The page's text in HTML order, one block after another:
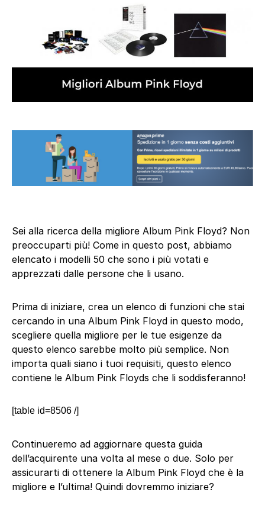
Sei alla ricerca della migliore Album Pink Floyd? Non
preoccuparti più! Come in questo post, abbiamo
elencato i modelli 50 che sono i più votati e
apprezzati dalle persone che li usano.
Prima di iniziare, crea un elenco di funzioni che stai
cercando in una Album Pink Floyd in questo modo,
scegliere quella migliore per le tue esigenze da
questo elenco sarebbe molto più semplice. Non
importa quali siano i tuoi requisiti, questo elenco
contiene le Album Pink Floyds che li soddisferanno!
[table id=8506 /]
Continueremo ad aggiornare questa guida
dell’acquirente una volta al mese o due. Solo per
assicurarti di ottenere la Album Pink Floyd che è la
migliore e l’ultima! Quindi dovremmo iniziare?